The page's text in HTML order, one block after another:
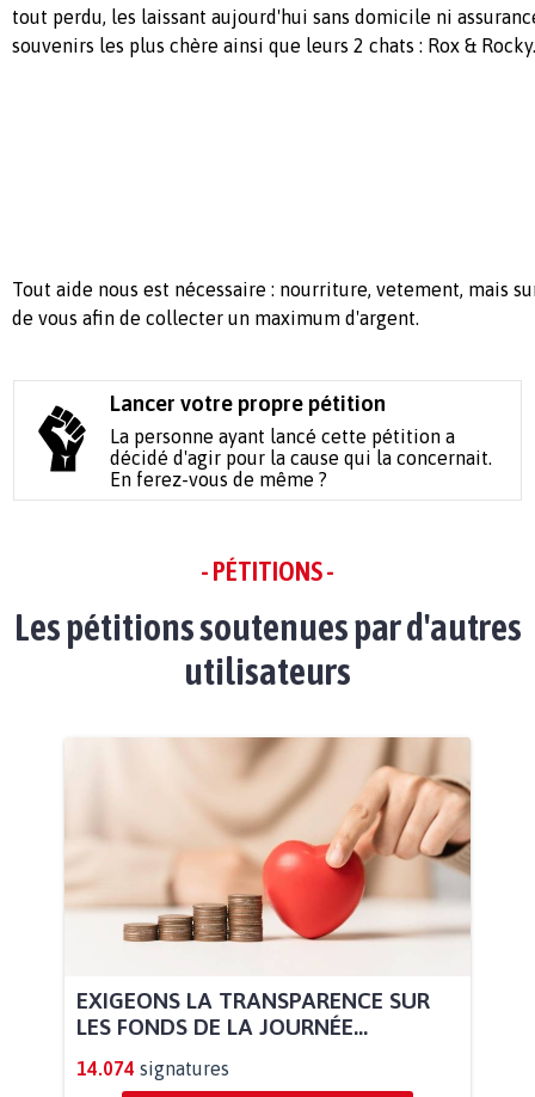
tout perdu, les laissant aujourd'hui sans domicile ni
souvenirs les plus chère ainsi que leurs 2 chats : Rox & Rocky.
Tout aide nous est nécessaire : nourriture, vetement, mais
de vous afin de collecter un maximum d'argent.
Lancer votre propre pétition
La personne ayant lancé cette pétition a
décidé d'agir pour la cause qui la concernait.
En ferez-vous de même ?
- PÉTITIONS -
Les pétitions soutenues par d'autres
utilisateurs
EXIGEONS LA TRANSPARENCE SUR
LES FONDS DE LA JOURNÉE...
14.074 signatures